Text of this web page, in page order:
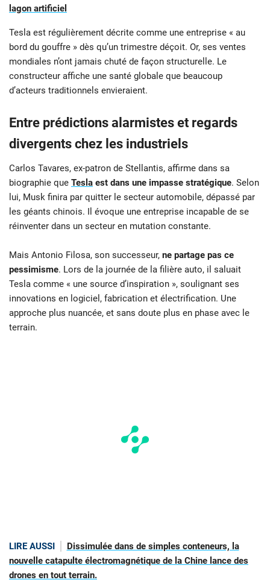
lagon artificiel
Tesla est régulièrement décrite comme une entreprise « au
bord du gouffre » dès qu’un trimestre déçoit. Or, ses ventes
mondiales n’ont jamais chuté de façon structurelle. Le
constructeur affiche une santé globale que beaucoup
d’acteurs traditionnels envieraient.
Entre prédictions alarmistes et regards
divergents chez les industriels
Carlos Tavares, ex-patron de Stellantis, affirme dans sa
biographie que Tesla est dans une impasse stratégique. Selon
lui, Musk finira par quitter le secteur automobile, dépassé par
les géants chinois. Il évoque une entreprise incapable de se
réinventer dans un secteur en mutation constante.
Mais Antonio Filosa, son successeur, ne partage pas ce
pessimisme. Lors de la journée de la filière auto, il saluait
Tesla comme « une source d’inspiration », soulignant ses
innovations en logiciel, fabrication et électrification. Une
approche plus nuancée, et sans doute plus en phase avec le
terrain.
LIRE AUSSI
Dissimulée dans de simples conteneurs, la
nouvelle catapulte électromagnétique de la Chine lance des
drones en tout terrain.